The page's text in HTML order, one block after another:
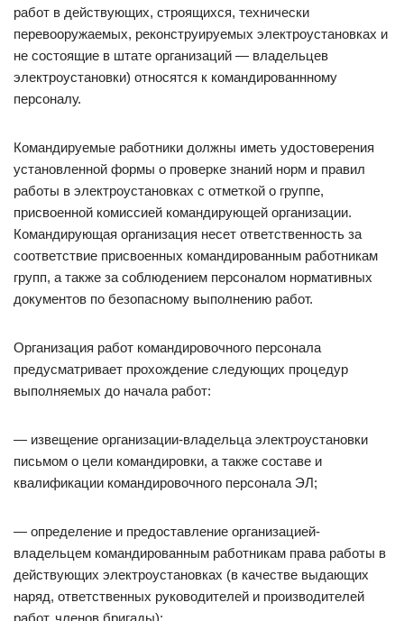
работ в действующих, строящихся, технически
перевооружаемых, реконструируемых электроустановках и
не состоящие в штате организаций — владельцев
электроустановки) относятся к командированнному
персоналу.
Командируемые работники должны иметь удостоверения
установленной формы о проверке знаний норм и правил
работы в электроустановках с отметкой о группе,
присвоенной комиссией командирующей организации.
Командирующая организация несет ответственность за
соответствие присвоенных командированным работникам
групп, а также за соблюдением персоналом нормативных
документов по безопасному выполнению работ.
Организация работ командировочного персонала
предусматривает прохождение следующих процедур
выполняемых до начала работ:
— извещение организации-владельца электроустановки
письмом о цели командировки, а также составе и
квалификации командировочного персонала ЭЛ;
— определение и предоставление организацией-
владельцем командированным работникам права работы в
действующих электроустановках (в качестве выдающих
наряд, ответственных руководителей и производителей
работ, членов бригады);